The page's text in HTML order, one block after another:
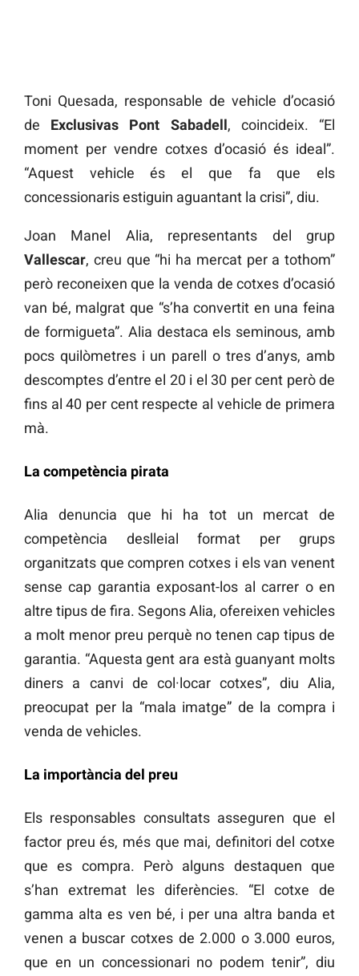
Toni Quesada, responsable de vehicle d’ocasió
de Exclusivas Pont Sabadell, coincideix. “El
moment per vendre cotxes d’ocasió és ideal”.
“Aquest vehicle és el que fa que els
concessionaris estiguin aguantant la crisi”, diu.
Joan Manel Alia, representants del grup
Vallescar, creu que “hi ha mercat per a tothom”
però reconeixen que la venda de cotxes d’ocasió
van bé, malgrat que “s’ha convertit en una feina
de formigueta”. Alia destaca els seminous, amb
pocs quilòmetres i un parell o tres d’anys, amb
descomptes d’entre el 20 i el 30 per cent però de
fins al 40 per cent respecte al vehicle de primera
mà.
La competència pirata
Alia denuncia que hi ha tot un mercat de
competència deslleial format per grups
organitzats que compren cotxes i els van venent
sense cap garantia exposant-los al carrer o en
altre tipus de fira. Segons Alia, ofereixen vehicles
a molt menor preu perquè no tenen cap tipus de
garantia. “Aquesta gent ara està guanyant molts
diners a canvi de col·locar cotxes”, diu Alia,
preocupat per la “mala imatge” de la compra i
venda de vehicles.
La importància del preu
Els responsables consultats asseguren que el
factor preu és, més que mai, definitori del cotxe
que es compra. Però alguns destaquen que
s’han extremat les diferències. “El cotxe de
gamma alta es ven bé, i per una altra banda et
venen a buscar cotxes de 2.000 o 3.000 euros,
que en un concessionari no podem tenir”, diu